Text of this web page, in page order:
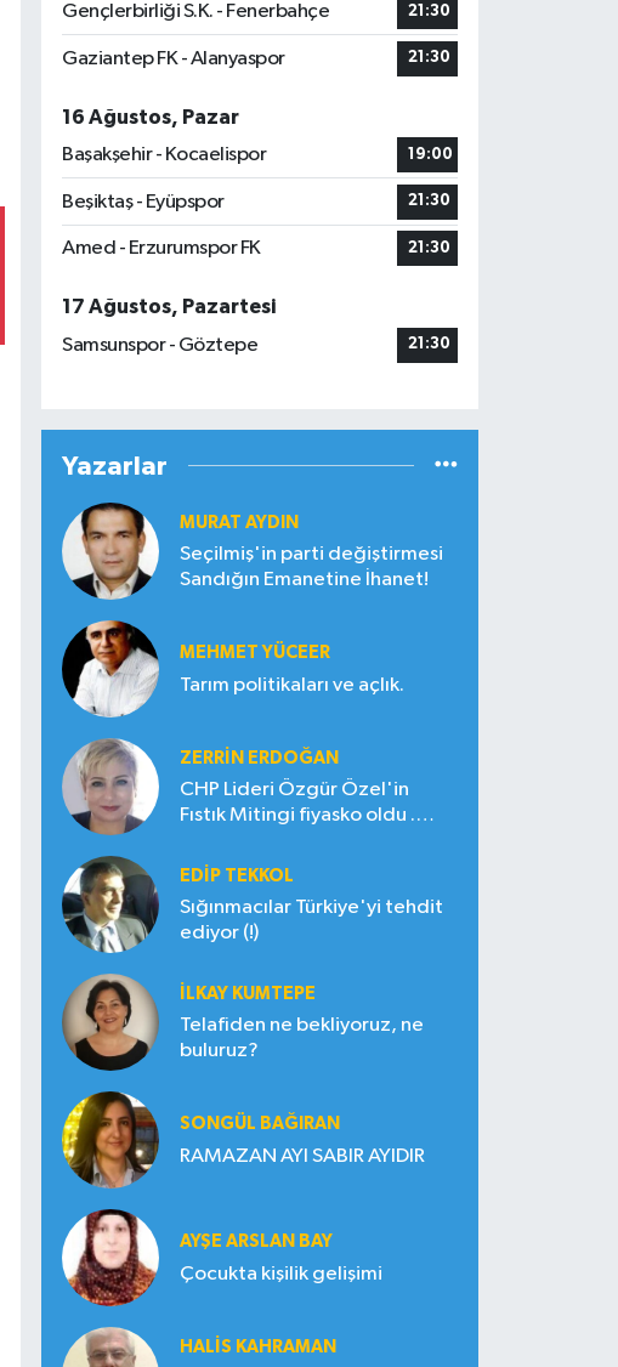
Gençlerbirliği S.K. - Fenerbahçe 21:30
Gaziantep FK - Alanyaspor 21:30
16 Ağustos, Pazar
Başakşehir - Kocaelispor
19:00
Beşiktaş - Eyüpspor 21:30
Amed - Erzurumspor FK 21:30
17 Ağustos, Pazartesi
Samsunspor - Göztepe
21:30
Yazarlar
MURAT AYDIN
Seçilmiş'in parti değiştirmesi
Sandığın Emanetine İhanet!
MEHMET YÜCEER
Tarım politikaları ve açlık.
ZERRIN ERDOĞAN
CHP Lideri Özgür Özel'in
Fıstık Mitingi fiyasko oldu .
EDIP TEKKOL
Sığınmacılar Türkiye'yi tehdit
ediyor (!)
İLKAY KUMTEPE
Telafiden ne bekliyoruz, ne
buluruz?
SONGÜL BAĞIRAN
RAMAZAN AYI SABIR AYIDIR
AYŞE ARSLAN BAY
Çocukta kişilik gelişimi
HALIS KAHRAMAN